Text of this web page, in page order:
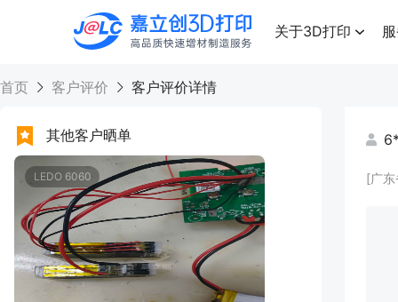
高品质快速增材制造服务
关于3D打印
首页 客户评价 客户评价详情
其他客户晒单
LEDO 6060 [广